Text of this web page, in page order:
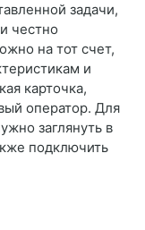
задачи,
честно
на тот счет,
и
карточка,
оператор. Для
заглянуть в
подключить